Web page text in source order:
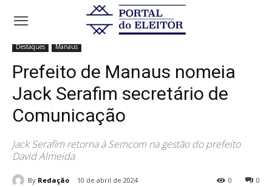
Início
Prefeito de Manaus nomeia Jack Serafim secretário
de Comunicação
Destaques Manaus
Prefeito de Manaus nomeia
Jack Serafim secretário de
Comunicação
Jack Serafim retorna à Semcom na gestão do prefeito
David Almeida
By Redação 10 de abril de 2024 0
0